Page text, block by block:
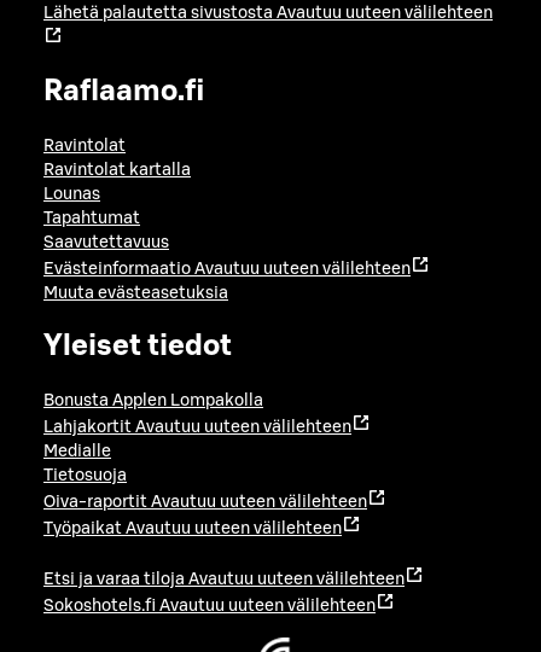
Lähetä palautetta sivustosta Avautuu uuteen välilehteen
Raflaamo.fi
Ravintolat
Ravintolat kartalla
Lounas
Tapahtumat
Saavutettavuus
Evästeinformaatio Avautuu uuteen välilehteen
Muuta evästeasetuksia
Yleiset tiedot
Bonusta Applen Lompakolla
Lahjakortit Avautuu uuteen välilehteen
Medialle
Tietosuoja
Oiva-raportit Avautuu uuteen välilehteen
Työpaikat Avautuu uuteen välilehteen
Etsi ja varaa tiloja Avautuu uuteen välilehteen
Sokoshotels.fi Avautuu uuteen välilehteen